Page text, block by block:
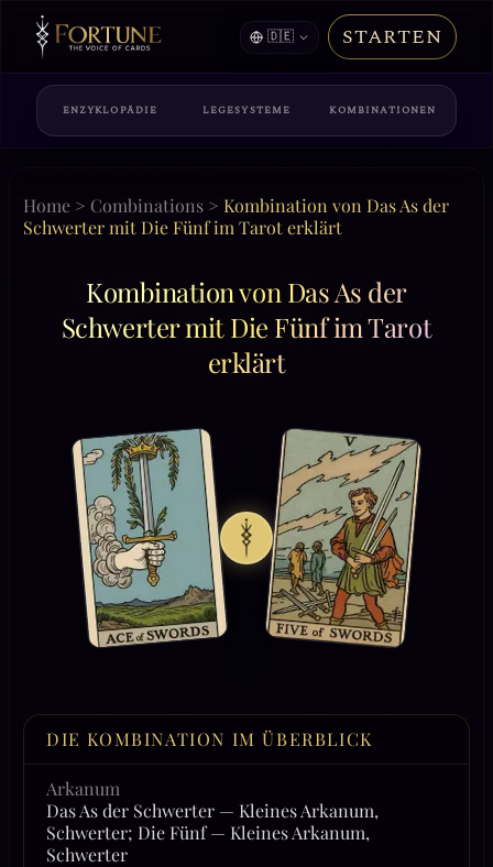
🇩🇪 STARTEN
ENZYKLOPÄDIE LEGESYSTEME KOMBINATIONEN
Home > Combinations > Kombination von Das As der
Schwerter mit Die Fünf im Tarot erklärt
Kombination von Das As der
Schwerter mit Die Fünf im Tarot
erklärt
DIE KOMBINATION IM ÜBERBLICK
Arkanum
Das As der Schwerter — Kleines Arkanum,
Schwerter; Die Fünf — Kleines Arkanum,
Schwerter